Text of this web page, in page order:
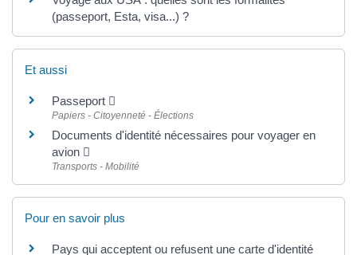
(passeport, Esta, visa...) ?
Et aussi
Passeport
Papiers - Citoyenneté - Élections
Documents d'identité nécessaires pour voyager en
avion
Transports - Mobilité
Pour en savoir plus
Pays qui acceptent ou refusent une carte d'identité